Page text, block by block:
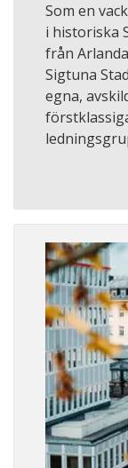
Som en
i historiska
från
Sigtuna
egna,